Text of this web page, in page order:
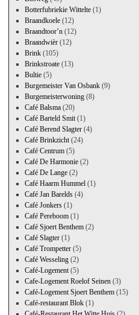
Botterfubriekie Wittelte(1)
Braandkoele(12)
Braandtoor’n(12)
Braandwièr(12)
Brink(105)
Brinkstroate(13)
Bultie(5)
Burgemeister Van Osbank(9)
Burgemeisterwoning(8)
Café Balsma(20)
Café Barteld Smit(1)
Café Berend Slagter(4)
Café Brinkzicht(24)
Café Centrum(5)
Café De Harmonie(2)
Café De Lange(2)
Café Haarm Hummel(1)
Café Jan Barelds(4)
Café Jonkers(1)
Café Pereboom(1)
Café Sjoert Benthem(2)
Café Slagter(1)
Café Trompetter(5)
Café Wesseling(2)
Café-Logement(5)
Cafe-Logement Roelof Seinen(3)
Café-Logement Sjoert Benthem(15)
Café-restaurant Blok(1)